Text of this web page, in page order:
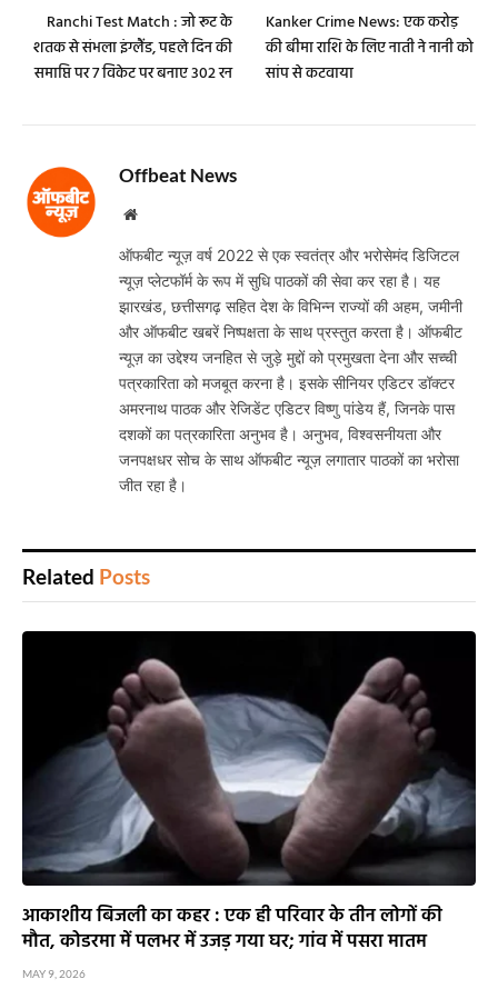
Ranchi Test Match : जो रूट के
शतक से संभला इंग्लैंड, पहले दिन की
समाप्ति पर 7 विकेट पर बनाए 302 रन
Kanker Crime News: एक करोड़
की बीमा राशि के लिए नाती ने नानी को
सांप से कटवाया
Offbeat News
Website
ऑफबीट न्यूज़ वर्ष 2022 से एक स्वतंत्र और भरोसेमंद डिजिटल
न्यूज़ प्लेटफॉर्म के रूप में सुधि पाठकों की सेवा कर रहा है। यह
झारखंड, छत्तीसगढ़ सहित देश के विभिन्न राज्यों की अहम, जमीनी
और ऑफबीट खबरें निष्पक्षता के साथ प्रस्तुत करता है। ऑफबीट
न्यूज़ का उद्देश्य जनहित से जुड़े मुद्दों को प्रमुखता देना और सच्ची
पत्रकारिता को मजबूत करना है। इसके सीनियर एडिटर डॉक्टर
अमरनाथ पाठक और रेजिडेंट एडिटर विष्णु पांडेय हैं, जिनके पास
दशकों का पत्रकारिता अनुभव है। अनुभव, विश्वसनीयता और
जनपक्षधर सोच के साथ ऑफबीट न्यूज़ लगातार पाठकों का भरोसा
जीत रहा है।
Related Posts
आकाशीय बिजली का कहर : एक ही परिवार के तीन लोगों की
मौत, कोडरमा में पलभर में उजड़ गया घर; गांव में पसरा मातम
MAY 9, 2026